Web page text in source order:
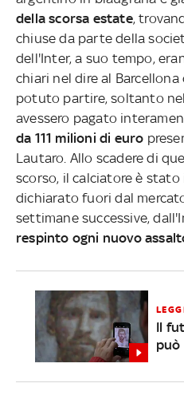
della scorsa estate,
chiuse da parte della
dell'Inter, a suo tempo,
chiari nel dire al
potuto partire, soltanto
avessero pagato
da 111 milioni di euro
Lautaro. Allo scadere di
scorso, il calciatore è
dichiarato fuori dal
settimane successive,
respinto ogni nuovo
Il
può